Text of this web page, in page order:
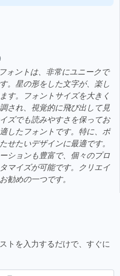
ォントは、非常にユニークで
。星の形をした文字が、楽し
す。フォントサイズを大きく
され、視覚的に飛び出して見
ズでも読みやすさを保ってお
したフォントです。特に、ポ
せたいデザインに最適です。
ションも豊富で、個々のプロ
マイズが可能です。クリエイ
勧めの一つです。
トを入力するだけで、すぐに